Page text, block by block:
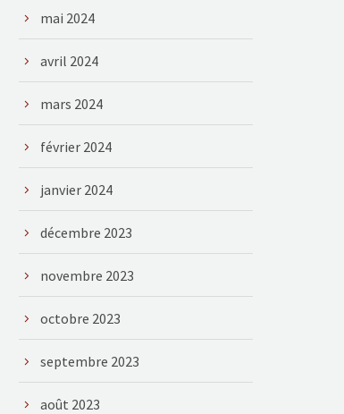
mai 2024
avril 2024
mars 2024
février 2024
janvier 2024
décembre 2023
novembre 2023
octobre 2023
septembre 2023
août 2023